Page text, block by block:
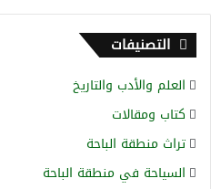
التصنيفات
العلم والأدب والتاريخ
كتاب ومقالات
تراث منطقة الباحة
السياحة في منطقة الباحة